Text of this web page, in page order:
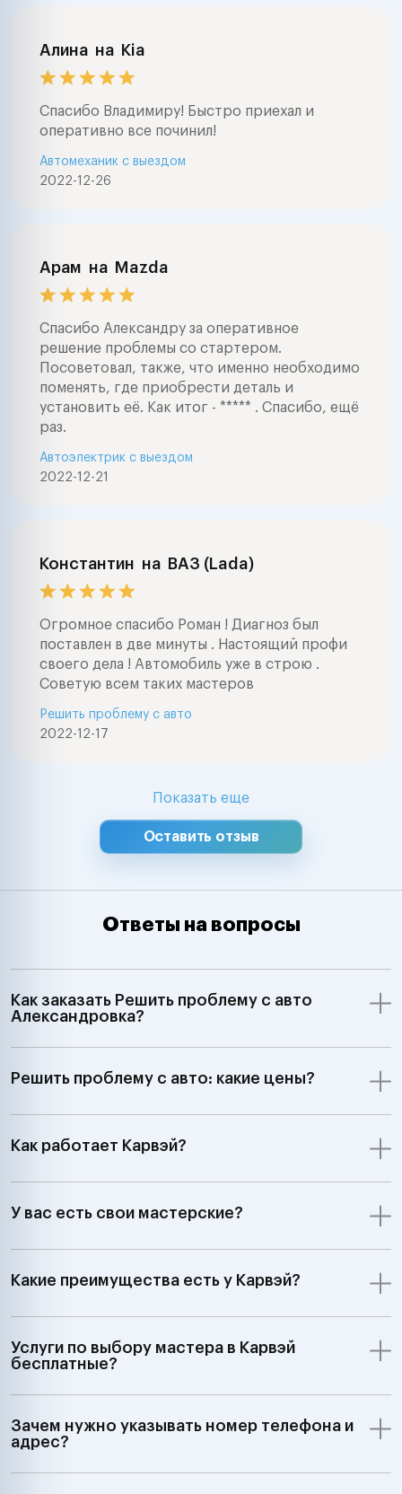
Алина на Kia
Спасибо Владимиру! Быстро приехал и
оперативно все починил!
2022-12-26
Автомеханик с выездом
Арам на Mazda
Спасибо Александру за оперативное
решение проблемы со стартером.
Посоветовал, также, что именно необходимо
поменять, где приобрести деталь и
установить её. Как итог - ***** . Спасибо, ещё
раз.
2022-12-21
Автоэлектрик с выездом
Константин на ВАЗ (Lada)
Огромное спасибо Роман ! Диагноз был
поставлен в две минуты . Настоящий профи
своего дела ! Автомобиль уже в строю .
Советую всем таких мастеров
2022-12-17
Решить проблему с авто
Показать еще
Оставить отзыв
Ответы на вопросы
Как заказать Решить проблему с авто
Александровка?
Решить проблему с авто: какие цены?
Как работает Карвэй?
У вас есть свои мастерские?
Какие преимущества есть у Карвэй?
Услуги по выбору мастера в Карвэй
бесплатные?
Зачем нужно указывать номер телефона и
адрес?